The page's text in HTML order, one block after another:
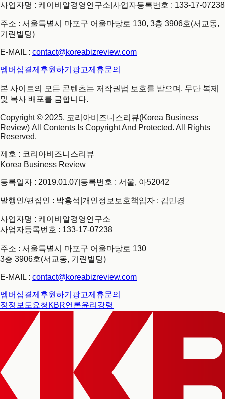
사업자명 : 케이비알경영연구소 사업자등록번호 : 133-17-07238
주소 : 서울특별시 마포구 어울마당로 130, 3층 3906호(서교동,
기린빌딩)
E-MAIL : contact@koreabizreview.com
멤버십결제 후원하기 광고제휴문의
본 사이트의 모든 콘텐츠는 저작권법 보호를 받으며, 무단 복제
및 복사 배포를 금합니다.
Copyright © 2025. 코리아비즈니스리뷰(Korea Business
Review) All Contents Is Copyright And Protected. All Rights
Reserved.
제호 : 코리아비즈니스리뷰
Korea Business Review
등록일자 : 2019.01.07 등록번호 : 서울, 아52042
발행인/편집인 : 박홍석 개인정보보호책임자 : 김민경
사업자명 : 케이비알경영연구소
사업자등록번호 : 133-17-07238
주소 : 서울특별시 마포구 어울마당로 130
3층 3906호(서교동, 기린빌딩)
E-MAIL : contact@koreabizreview.com
멤버십결제 후원하기 광고제휴문의
정정보도요청 KBR언론윤리강령